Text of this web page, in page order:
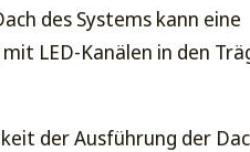
des Systems kann eine
LED-Kanälen in den
der Ausführung der